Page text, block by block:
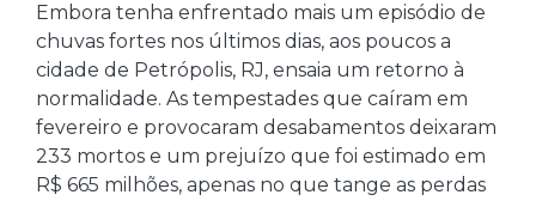
Embora tenha enfrentado mais um episódio de
chuvas fortes nos últimos dias, aos poucos a
cidade de Petrópolis, RJ, ensaia um retorno à
normalidade. As tempestades que caíram em
fevereiro e provocaram desabamentos deixaram
233 mortos e um prejuízo que foi estimado em
R$ 665 milhões, apenas no que tange as perdas